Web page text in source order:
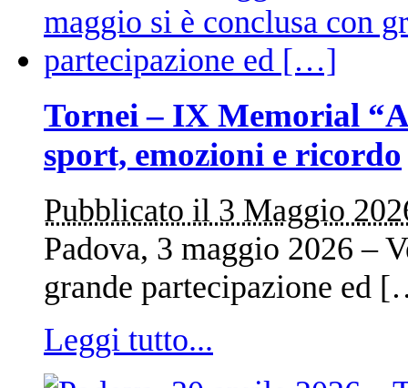
Tornei – IX Memorial
sport, emozioni e ricordo
Pubblicato il 3 Maggio
Padova, 3 maggio 2026 –
grande partecipazione ed
Leggi tutto...